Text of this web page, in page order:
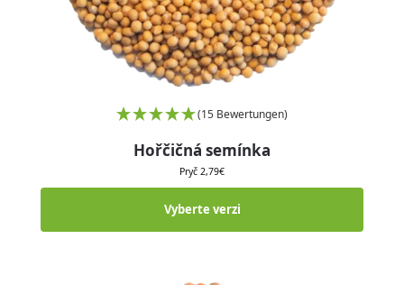
(15 Bewertungen)
Hořčičná semínka
Pryč 2,79€
Vyberte verzi